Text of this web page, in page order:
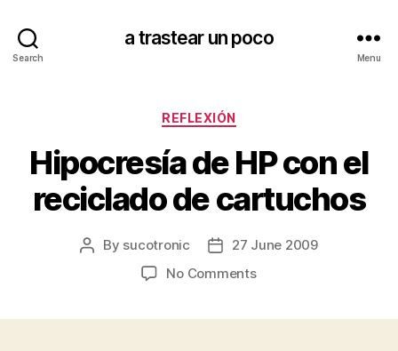
Search
a trastear un poco
Menu
Categories
REFLEXIÓN
Hipocresía de HP con el
reciclado de cartuchos
Post
By sucotronic
Post27 June 2009
No Commentson